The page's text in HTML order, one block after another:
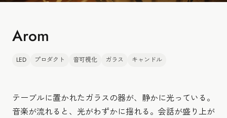
Arom
LED プロダクト 音可視化 ガラス キャンドル
テーブルに置かれたガラスの器が、静かに光っている。
音楽が流れると、光がわずかに揺れる。会話が盛り上が